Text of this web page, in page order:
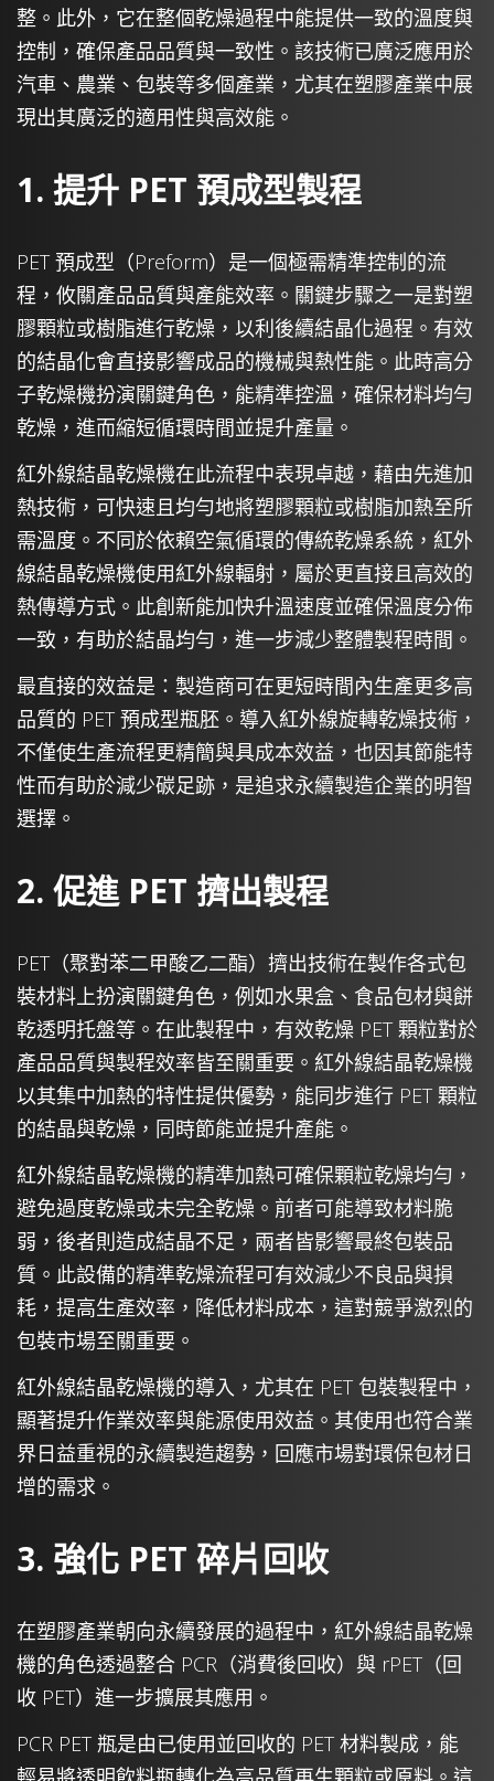
整。此外，它在整個乾燥過程中能提供一致的溫度與
控制，確保產品品質與一致性。該技術已廣泛應用於
汽車、農業、包裝等多個產業，尤其在塑膠產業中展
現出其廣泛的適用性與高效能。
1. 提升 PET 預成型製程
PET 預成型（Preform）是一個極需精準控制的流
程，攸關產品品質與產能效率。關鍵步驟之一是對塑
膠顆粒或樹脂進行乾燥，以利後續結晶化過程。有效
的結晶化會直接影響成品的機械與熱性能。此時高分
子乾燥機扮演關鍵角色，能精準控溫，確保材料均勻
乾燥，進而縮短循環時間並提升產量。
紅外線結晶乾燥機在此流程中表現卓越，藉由先進加
熱技術，可快速且均勻地將塑膠顆粒或樹脂加熱至所
需溫度。不同於依賴空氣循環的傳統乾燥系統，紅外
線結晶乾燥機使用紅外線輻射，屬於更直接且高效的
熱傳導方式。此創新能加快升溫速度並確保溫度分佈
一致，有助於結晶均勻，進一步減少整體製程時間。
最直接的效益是：製造商可在更短時間內生產更多高
品質的 PET 預成型瓶胚。導入紅外線旋轉乾燥技術，
不僅使生產流程更精簡與具成本效益，也因其節能特
性而有助於減少碳足跡，是追求永續製造企業的明智
選擇。
2. 促進 PET 擠出製程
PET（聚對苯二甲酸乙二酯）擠出技術在製作各式包
裝材料上扮演關鍵角色，例如水果盒、食品包材與餅
乾透明托盤等。在此製程中，有效乾燥 PET 顆粒對於
產品品質與製程效率皆至關重要。紅外線結晶乾燥機
以其集中加熱的特性提供優勢，能同步進行 PET 顆粒
的結晶與乾燥，同時節能並提升產能。
紅外線結晶乾燥機的精準加熱可確保顆粒乾燥均勻，
避免過度乾燥或未完全乾燥。前者可能導致材料脆
弱，後者則造成結晶不足，兩者皆影響最終包裝品
質。此設備的精準乾燥流程可有效減少不良品與損
耗，提高生產效率，降低材料成本，這對競爭激烈的
包裝市場至關重要。
紅外線結晶乾燥機的導入，尤其在 PET 包裝製程中，
顯著提升作業效率與能源使用效益。其使用也符合業
界日益重視的永續製造趨勢，回應市場對環保包材日
增的需求。
3. 強化 PET 碎片回收
在塑膠產業朝向永續發展的過程中，紅外線結晶乾燥
機的角色透過整合 PCR（消費後回收）與 rPET（回
收 PET）進一步擴展其應用。
PCR PET 瓶是由已使用並回收的 PET 材料製成，能